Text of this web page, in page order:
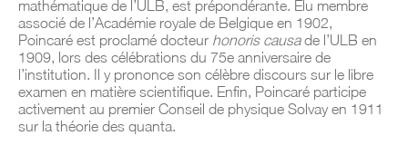
mathématique de l’ULB, est prépondérante. Élu membre
associé de l’Académie royale de Belgique en 1902,
Poincaré est proclamé docteur honoris causade l’ULB en
1909, lors des célébrations du 75e anniversaire de
l’institution. Il y prononce son célèbre discours sur le libre
examen en matière scientifique. Enfin, Poincaré participe
activement au premier Conseil de physique Solvay en 1911
sur la théorie des quanta.